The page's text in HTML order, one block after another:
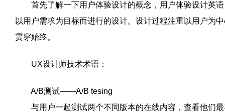
首先了解一下用户体验设计的概念，用户体验设计英语
以用户需求为目标而进行的设计。设计过程注重以用户为
贯穿始终。
UX设计师技术术语：
A/B测试——A/B tesing
与用户一起测试两个不同版本的在线内容，查看他们最